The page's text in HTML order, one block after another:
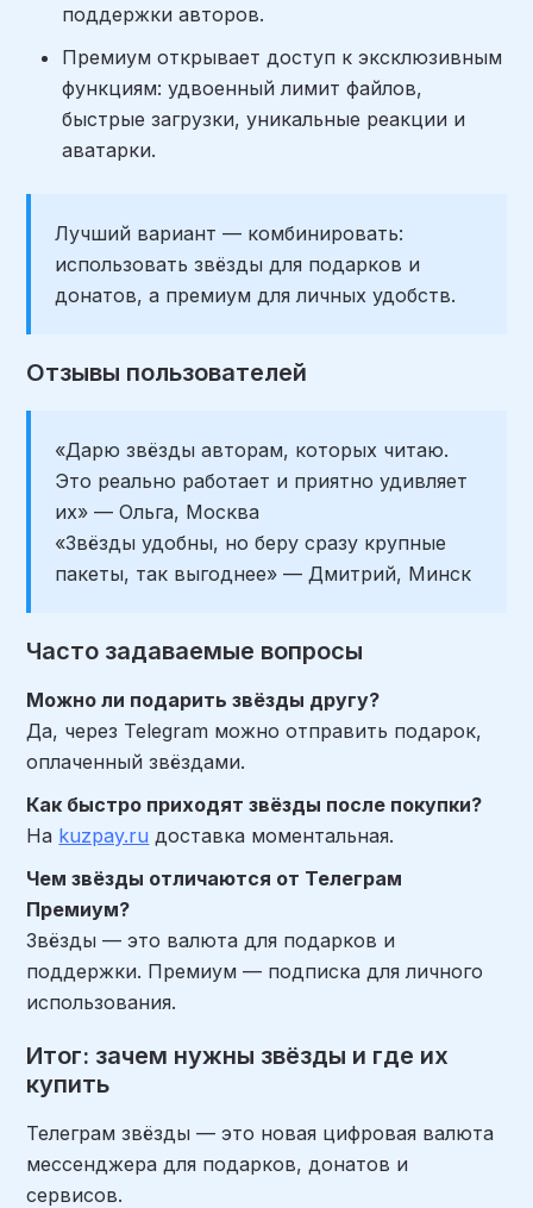
поддержки авторов.
Премиум открывает доступ к эксклюзивным
функциям: удвоенный лимит файлов,
быстрые загрузки, уникальные реакции и
аватарки.
Лучший вариант — комбинировать:
использовать звёзды для подарков и
донатов, а премиум для личных удобств.
Отзывы пользователей
«Дарю звёзды авторам, которых читаю.
Это реально работает и приятно удивляет
их» — Ольга, Москва
«Звёзды удобны, но беру сразу крупные
пакеты, так выгоднее» — Дмитрий, Минск
Часто задаваемые вопросы
Можно ли подарить звёзды другу?
Да, через Telegram можно отправить подарок,
оплаченный звёздами.
Как быстро приходят звёзды после покупки?
На kuzpay.ru доставка моментальная.
Чем звёзды отличаются от Телеграм
Премиум?
Звёзды — это валюта для подарков и
поддержки. Премиум — подписка для личного
использования.
Итог: зачем нужны звёзды и где их
купить
Телеграм звёзды — это новая цифровая валюта
мессенджера для подарков, донатов и
сервисов.